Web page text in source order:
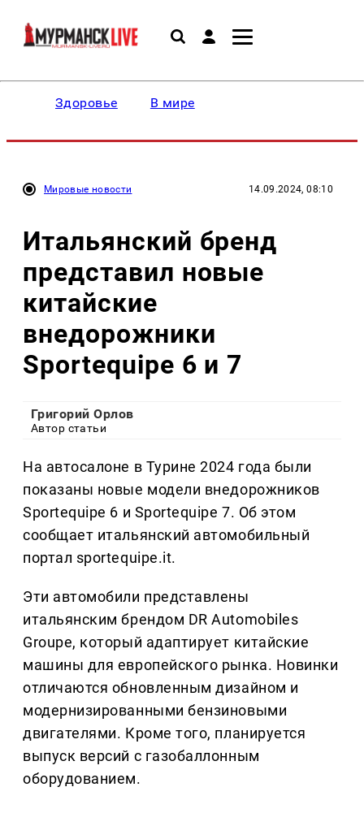
Здоровье В мире
Мировые новости 14.09.2024, 08:10
Итальянский бренд
представил новые
китайские
внедорожники
Sportequipe 6 и 7
Григорий Орлов
Автор статьи
На автосалоне в Турине 2024 года были
показаны новые модели внедорожников
Sportequipe 6 и Sportequipe 7. Об этом
сообщает итальянский автомобильный
портал sportequipe.it.
Эти автомобили представлены
итальянским брендом DR Automobiles
Groupe, который адаптирует китайские
машины для европейского рынка. Новинки
отличаются обновленным дизайном и
модернизированными бензиновыми
двигателями. Кроме того, планируется
выпуск версий с газобаллонным
оборудованием.